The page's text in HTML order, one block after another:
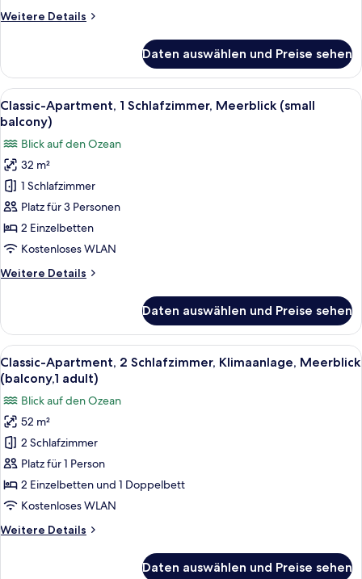
anzeigen
Weitere Details
Weitere
Apartment,
Schlafzimmer,
Meerblick
balcony)
Daten auswählen und Preise sehen
Alle
Fotos
Classic-
Apartment,
Schlafzimmer,
Meerblick
(small
anzeigen
Ein Balkon mit Tisch und Stühlen,
9
Classic-Apartment, 1 Schlafzimmer, Meerblick (small
balcony)
Blick auf den Ozean
32 m²
1 Schlafzimmer
Platz für 3 Personen
2 Einzelbetten
Kostenloses WLAN
Weitere Details
Weitere
Apartment,
Schlafzimmer,
Meerblick
(small
balcony)
Daten auswählen und Preise sehen
Alle
Fotos
für
Classic-
Apartment,
2 Schlafzimmer,
Klimaanlage,
Meerblick
(balcony,1
anzeigen
Zimmersafe, kostenloses WLAN,
7
Classic-Apartment, 2 Schlafzimmer, Klimaanlage, Meerblick
(balcony,1 adult)
Blick auf den Ozean
52 m²
2 Schlafzimmer
Platz für 1 Person
2 Einzelbetten und 1 Doppelbett
Kostenloses WLAN
Weitere Details
Weitere
Daten auswählen und Preise sehen